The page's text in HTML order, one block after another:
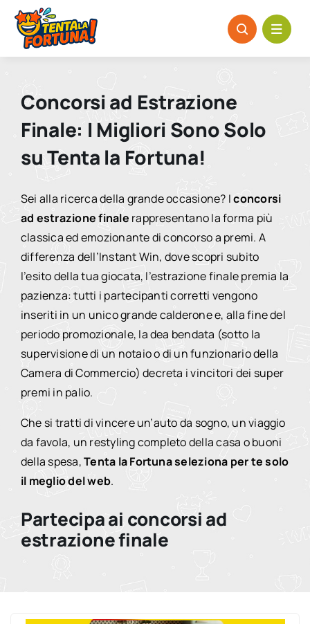
Salta
contenuto
Concorsi ad Estrazione
Finale: I Migliori Sono Solo
su Tenta la Fortuna!
Sei alla ricerca della grande occasione? Iconcorsi
ad estrazione finale rappresentano la forma più
classica ed emozionante di concorso a premi. A
differenza dell’Instant Win, dove scopri subito
l’esito della tua giocata, l’estrazione finale premia la
pazienza: tutti i partecipanti corretti vengono
inseriti in un unico grande calderone e, alla fine del
periodo promozionale, la dea bendata (sotto la
supervisione di un notaio o di un funzionario della
Camera di Commercio) decreta i vincitori dei super
premi in palio.
Che si tratti di vincere un’auto da sogno, un viaggio
da favola, un restyling completo della casa o buoni
della spesa,Tenta la Fortuna seleziona per te solo
il meglio del web.
Partecipa ai concorsi ad
estrazione finale